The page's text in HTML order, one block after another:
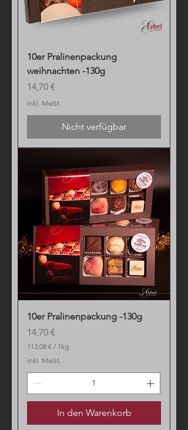
10er Pralinenpackung
weihnachten -130g
Preis
14,70 €
inkl. MwSt.
Nicht verfügbar
10er Pralinenpackung -130g
Preis
14,70 €
113,08 € / 1kg
1
1
3
0
8
inkl. MwSt.
In den Warenkorb